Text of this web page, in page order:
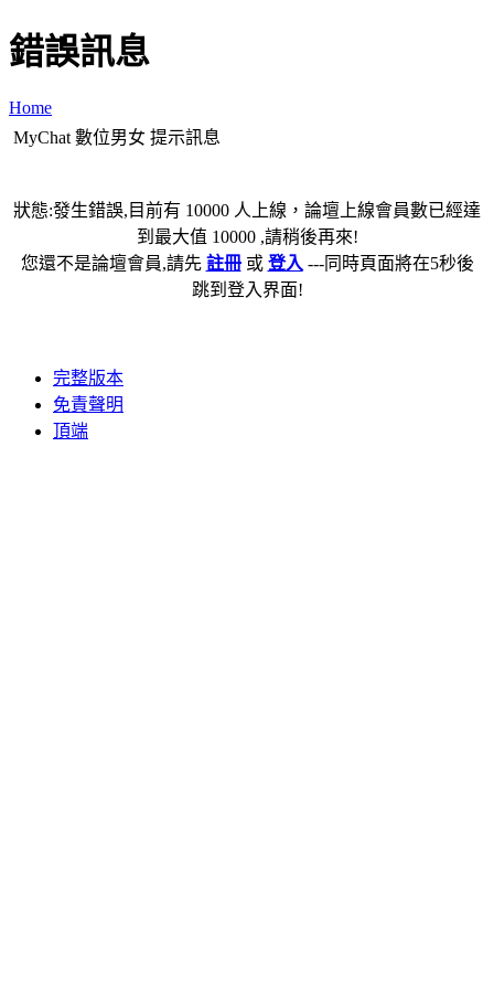
錯誤訊息
Home
MyChat 數位男女 提示訊息
狀態:發生錯誤,目前有 10000 人上線，論壇上線會員數已經達
到最大值 10000 ,請稍後再來!
您還不是論壇會員,請先 註冊或 登入 ---同時頁面將在5秒後
跳到登入界面!
完整版本
免責聲明
頂端